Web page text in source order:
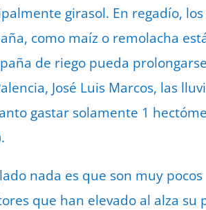
girasol. En regadío,
como maíz o remolacha
de riego pueda
José Luis Marcos, las
gastar solamente 1
nada es que son muy pocos
que han elevado al alza su